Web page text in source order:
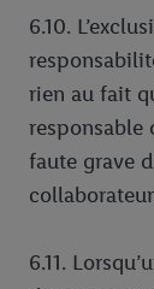
6.10.
rien au fait
faute grave
6.11.